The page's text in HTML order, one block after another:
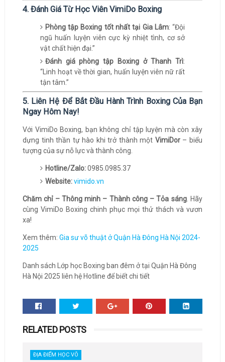
4. Đánh Giá Từ Học Viên VimiDo Boxing
Phòng tập Boxing tốt nhất tại Gia Lâm: “Đội
ngũ huấn luyện viên cực kỳ nhiệt tình, cơ sở
vật chất hiện đại.”
Đánh giá phòng tập Boxing ở Thanh Trì:
“Linh hoạt về thời gian, huấn luyện viên nữ rất
tận tâm.”
5. Liên Hệ Để Bắt Đầu Hành Trình Boxing Của Bạn
Ngay Hôm Nay!
Với VimiDo Boxing, bạn không chỉ tập luyện mà còn xây
dựng tinh thần tự hào khi trở thành một VimiDor– biểu
tượng của sự nỗ lực và thành công.
Hotline/Zalo:0985.0985.37
Website:vimido.vn
Chăm chỉ – Thông minh – Thành công – Tỏa sáng. Hãy
cùng VimiDo Boxing chinh phục mọi thử thách và vươn
xa!
Xem thêm: Gia sư võ thuật ở Quận Hà Đông Hà Nội 2024-
2025
Danh sách Lớp học Boxing ban đêm ở tại Quận Hà Đông
Hà Nội 2025 liên hệ Hotline để biết chi tiết
RELATED POSTS
ĐỊA ĐIỂM HỌC VÕ